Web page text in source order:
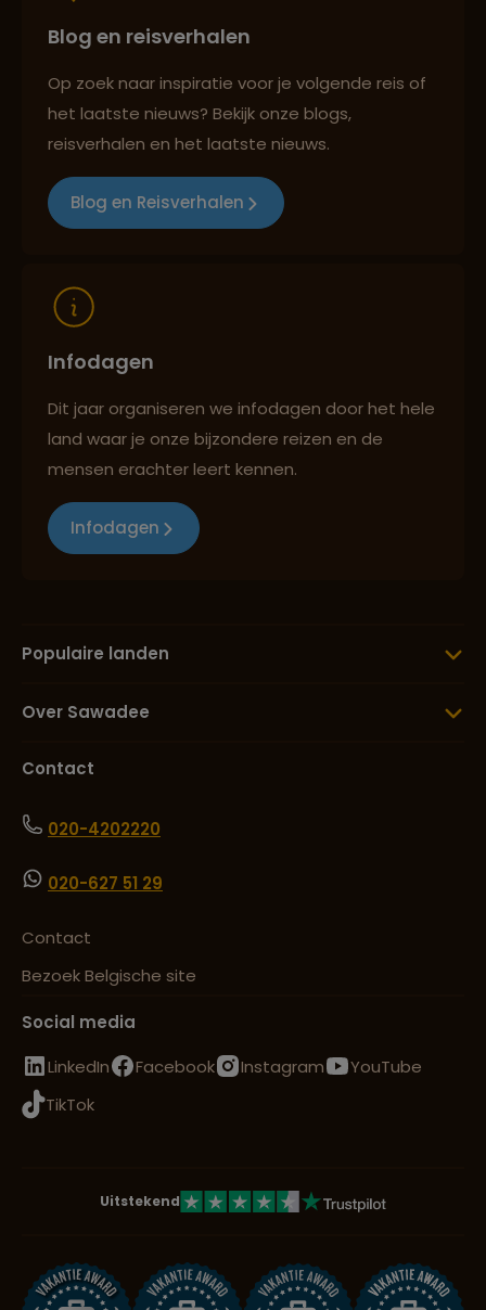
Persoonlijk en deskundig reisadvies
Best beoordeelde reisroutes
Blog en reisverhalen
Op zoek naar inspiratie voor je volgende reis of
het laatste nieuws? Bekijk onze blogs,
reisverhalen en het laatste nieuws.
Blog en Reisverhalen
Infodagen
Dit jaar organiseren we infodagen door het hele
land waar je onze bijzondere reizen en de
mensen erachter leert kennen.
Infodagen
Populaire landen
Over Sawadee
Contact
020-4202220
020-627 51 29
Contact
Bezoek Belgische site
Social media
LinkedIn
Facebook Instagram
YouTube
TikTok
Uitstekend